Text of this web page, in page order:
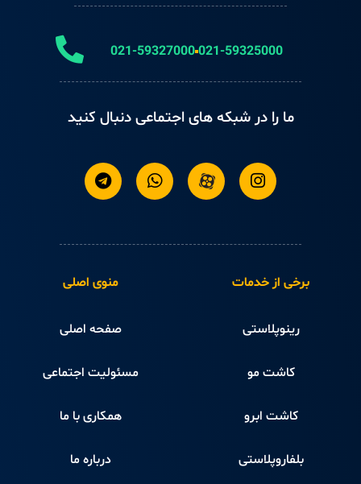
منوی اصلی
صفحه اصلی
مسئولیت اجتماعی
همکاری با ما
درباره ما
برخی از خدمات
رینوپلاستی
کاشت مو
کاشت ابرو
بلفاروپلاستی
021-59325000
021-59327000
ما را در شبکه های اجتماعی دنبال کنید